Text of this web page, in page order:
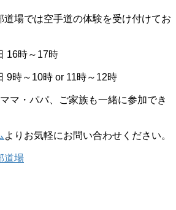
道場では空手道の体験を受け付けてお
16時～17時
9時～10時 or 11時～12時
マ・パパ、ご家族も一緒に参加でき
よりお気軽にお問い合わせください。
道場